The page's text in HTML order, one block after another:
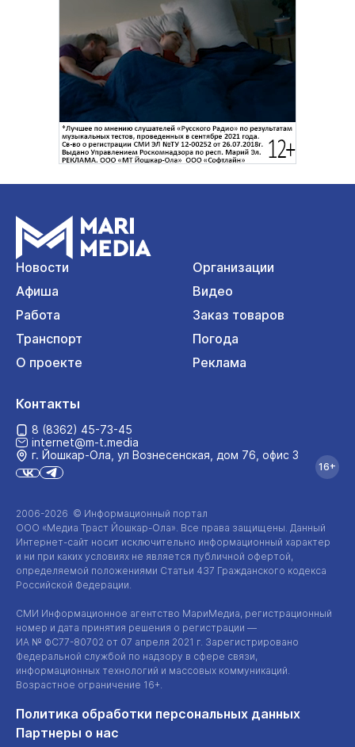
Новости
Организации
Афиша
Видео
Работа
Заказ товаров
Транспорт
Погода
О проекте
Реклама
2006-2026 © Информационный портал
ООО «Медиа Траст Йошкар-Ола». Все права защищены. Данный
Интернет-сайт носит исключительно информационный характер
и ни при каких условиях не является публичной офертой,
определяемой положениями Статьи 437 Гражданского кодекса
Российской Федерации.
СМИ Информационное агентство МариМедиа, регистрационный
номер и дата принятия решения о регистрации —
ИА № ФС77-80702 от 07 апреля 2021 г. Зарегистрировано
Федеральной службой по надзору в сфере связи,
информационных технологий и массовых коммуникаций.
Возрастное ограничение 16+.
Политика обработки персональных данных
Партнеры о нас
Контакты
8 (8362) 45-73-45
internet@m-t.media
г. Йошкар‑Ола, ул Вознесенская, дом 76, офис 3
16+